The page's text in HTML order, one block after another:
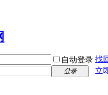
自动登录 找
登录
立